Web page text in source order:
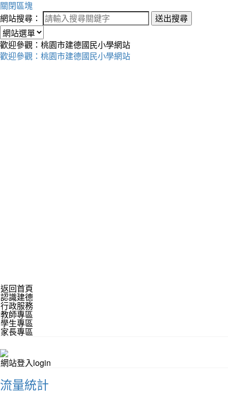
關閉區塊
網站搜尋：
送出搜尋
歡迎參觀：桃園市建德國民小學網站
歡迎參觀：桃園市建德國民小學網站
返回首頁
認識建德
行政服務
教師專區
學生專區
家長專區
網站登入login
流量統計